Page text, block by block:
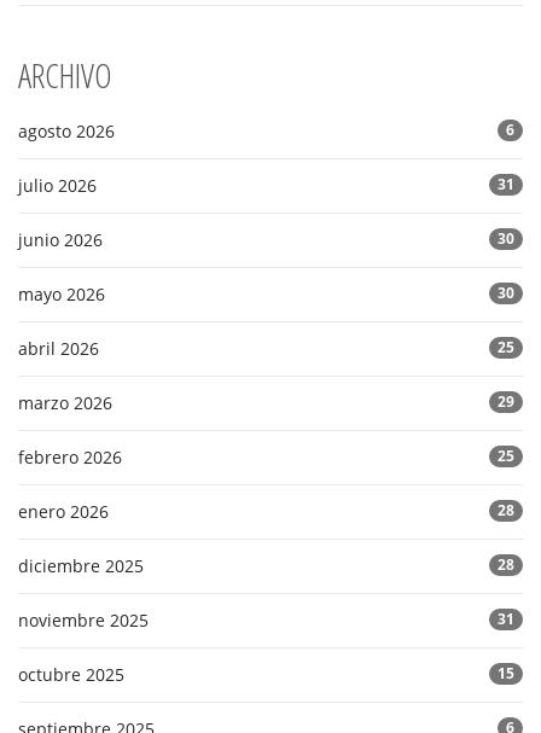
ARCHIVO
agosto 2026 6
julio 2026 31
junio 2026 30
mayo 2026 30
abril 2026 25
marzo 2026 29
febrero 2026 25
enero 2026 28
diciembre 2025 28
noviembre 2025 31
octubre 2025 15
6